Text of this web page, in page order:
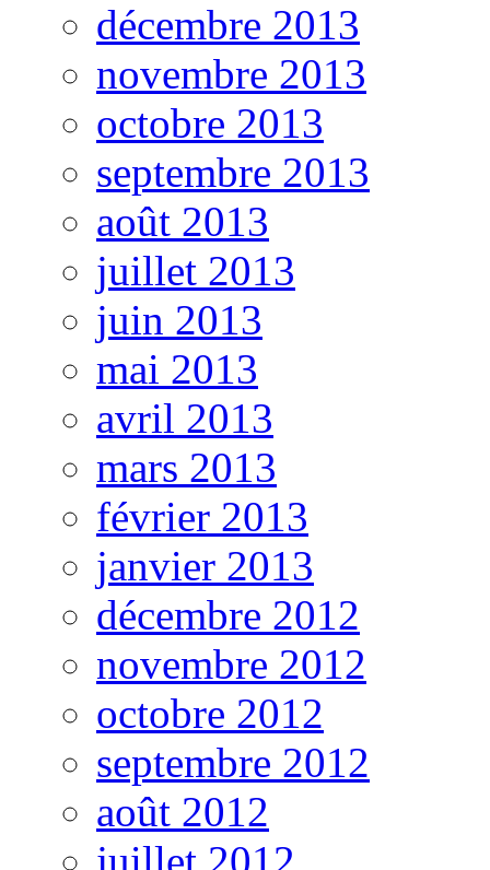
décembre 2013
novembre 2013
octobre 2013
septembre 2013
août 2013
juillet 2013
juin 2013
mai 2013
avril 2013
mars 2013
février 2013
janvier 2013
décembre 2012
novembre 2012
octobre 2012
septembre 2012
août 2012